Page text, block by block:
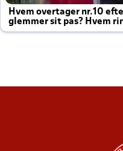
Hvem overtager nr.10
glemmer sit pas? Hvem
altid til efter kampe?